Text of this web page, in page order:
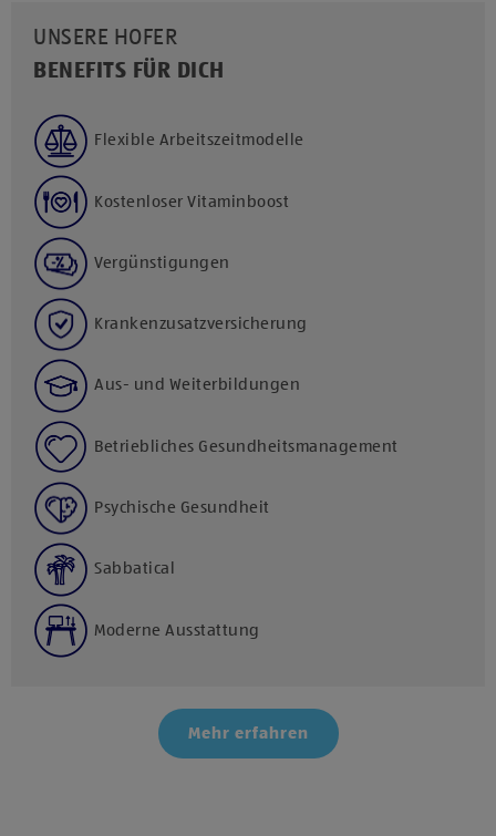
UNSERE HOFER
BENEFITS FÜR DICH
Flexible Arbeitszeitmodelle
Kostenloser Vitaminboost
Vergünstigungen
Krankenzusatzversicherung
Aus- und Weiterbildungen
Betriebliches Gesundheitsmanagement
Psychische Gesundheit
Sabbatical
Moderne Ausstattung
Mehr erfahren